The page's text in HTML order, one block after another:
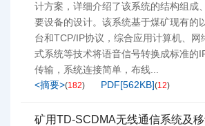
计方案，详细介绍了该系统的结构组成
要设备的设计。该系统基于煤矿现有的
台和TCP/IP协议，综合应用计算机、网
式系统等技术将语音信号转换成标准的
传输，系统连接简单，布线...
<摘要>(182) PDF[562KB](12)
矿用TD-SCDMA无线通信系统及